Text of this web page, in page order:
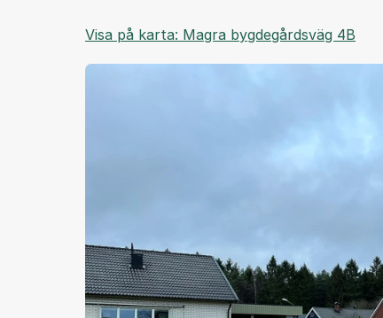
Visa på karta: Magra bygdegårdsväg 4B